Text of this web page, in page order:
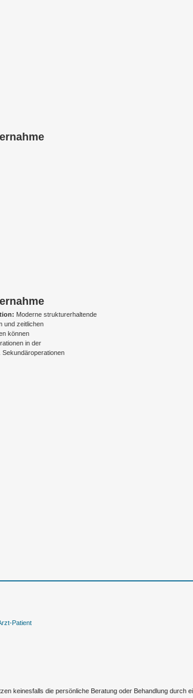
Moderne strukturerhaltende
und zeitlichen
können
in der
Patient
keinesfalls die persönliche Beratung oder Behandlung durch